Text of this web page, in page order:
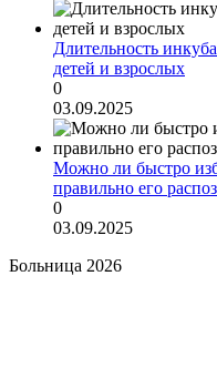
Длительность
детей и взрослых
0
03.09.2025
Можно ли быстро
правильно его
0
03.09.2025
Больница 2026